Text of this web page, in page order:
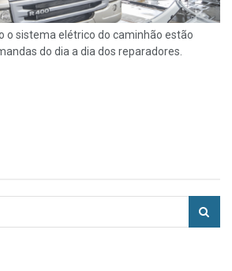
o sistema elétrico do caminhão estão
do dia a dia dos reparadores.